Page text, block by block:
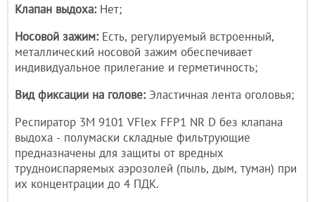
Клапан выдоха:Нет;
Носовой зажим: Есть, регулируемый встроенный,
металлический носовой зажим обеспечивает
индивидуальное прилегание и герметичность;
Вид фиксации на голове:Эластичная лента оголовья;
Респиратор 3М 9101 VFlex FFP1 NR D без клапана
выдоха - полумаски складные фильтрующие
предназначены для защиты от вредных
трудноиспаряемых аэрозолей (пыль, дым, туман) при
их концентрации до 4 ПДК.